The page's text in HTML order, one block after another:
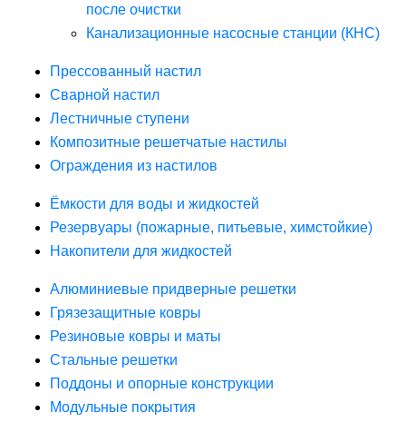
после очистки
Канализационные насосные станции (КНС)
Прессованный настил
Сварной настил
Лестничные ступени
Композитные решетчатые настилы
Ограждения из настилов
Ёмкости для воды и жидкостей
Резервуары (пожарные, питьевые, химстойкие)
Накопители для жидкостей
Алюминиевые придверные решетки
Грязезащитные ковры
Резиновые ковры и маты
Стальные решетки
Поддоны и опорные конструкции
Модульные покрытия